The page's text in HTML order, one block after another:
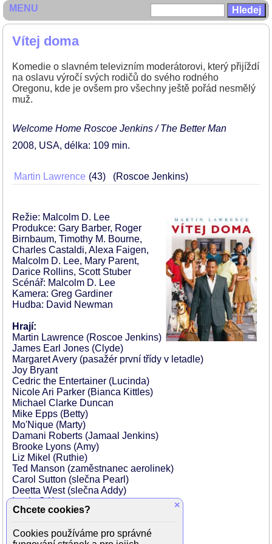
Vítej doma
Komedie o slavném televizním moderátorovi, který přijíždí
na oslavu výročí svých rodičů do svého rodného
Oregonu, kde je ovšem pro všechny ještě pořád nesmělý
muž.
Welcome Home Roscoe Jenkins / The Better Man
2008 USA délka: 109 min
Martin Lawrence 43 (Roscoe Jenkins)
Režie: Malcolm D. Lee
Produkce: Gary Barber, Roger
Birnbaum, Timothy M. Bourne,
Charles Castaldi, Alexa Faigen,
Malcolm D. Lee, Mary Parent,
Darice Rollins, Scott Stuber
Scénář: Malcolm D. Lee
Kamera: Greg Gardiner
Hudba: David Newman
Hrají:
Martin Lawrence (Roscoe Jenkins)
James Earl Jones (Clyde)
Margaret Avery (pasažér první třídy v letadle)
Joy Bryant
Cedric the Entertainer (Lucinda)
Nicole Ari Parker (Bianca Kittles)
Michael Clarke Duncan
Mike Epps (Betty)
Mo'Nique (Marty)
Damani Roberts (Jamaal Jenkins)
Brooke Lyons (Amy)
Liz Mikel (Ruthie)
Ted Manson (zaměstnanec aerolinek)
Carol Sutton (slečna Pearl)
Deetta West (slečna Addy)
Louis C.K.
Brandin Jenkins (Junior)
Gus Hoffman (starší muž)
MENU
×
Chcete cookies?
Cookies používáme pro správné